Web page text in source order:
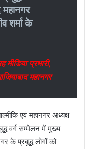
महानगर
शर्मा के
प्रभारी,
महानगर
एवं महानगर अध्यक्ष
वर्ग सम्मेलन में मुख्य
के प्रबुद्ध लोगों को